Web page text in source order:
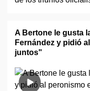
A Bertone le gusta
Fernández y pidió
juntos"